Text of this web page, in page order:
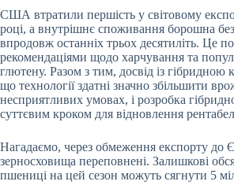
США втратили першість у світовому
році, а внутрішнє споживання борошна
впродовж останніх трьох десятиліть. Це
рекомендаціями щодо харчування та
глютену. Разом з тим, досвід із гібридною
що технології здатні значно збільшити
несприятливих умовах, і розробка
суттєвим кроком для відновлення
Нагадаємо, через обмеження експорту до
зерносховища переповнені. Залишкові
пшениці на цей сезон можуть сягнути 5